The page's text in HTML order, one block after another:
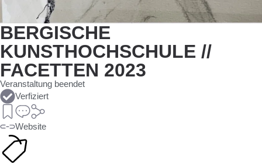
BERGISCHE
KUNSTHOCHSCHULE //
FACETTEN 2023
Veranstaltung beendet
Verfiziert
Website